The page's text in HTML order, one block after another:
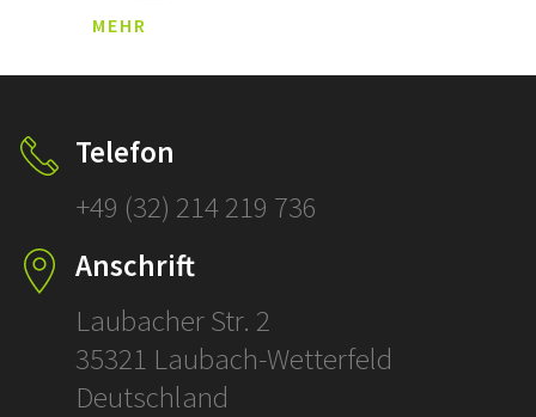
MEHR
prüfen!
Telefon
+49 (32) 214 219 736
Anschrift
Laubacher Str. 2
35321 Laubach-Wetterfeld
Deutschland